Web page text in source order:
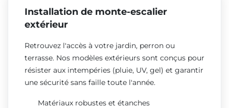
Installation de monte-escalier
extérieur
Retrouvez l'accès à votre jardin, perron ou
terrasse. Nos modèles extérieurs sont conçus pour
résister aux intempéries (pluie, UV, gel) et garantir
une sécurité sans faille toute l'année.
Matériaux robustes et étanches